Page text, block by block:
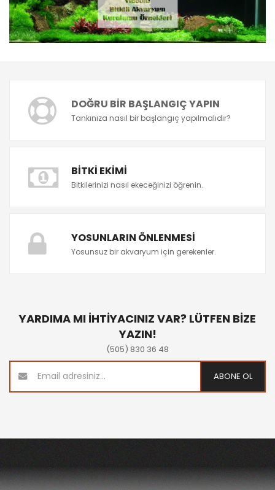
DOĞRU BIR BAŞLANGIÇ YAPIN
Tankınıza nasıl bir başlangıç yapılmalıdır?
BITKI EKIMI
Bitkilerinizi nasıl ekeceğinizi öğrenin.
YOSUNLARIN ÖNLENMESI
Yosunsuz bir akvaryum için gerekenler.
YARDIMA MI İHTİYACINIZ VAR? LÜTFEN BİZE
YAZIN!
(505) 830 36 48
ABONE OL